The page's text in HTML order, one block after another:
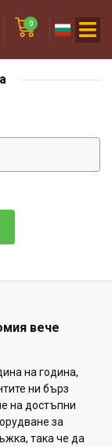
0
вече
на година,
ни бърз
на достъпни
за
така че да